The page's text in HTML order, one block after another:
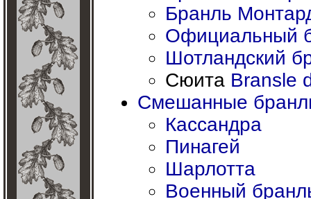
Бранль
Официальный
Шотландский
Сюита Bransle
Смешанные
Кассандра
Пинагей
Шарлотта
Военный